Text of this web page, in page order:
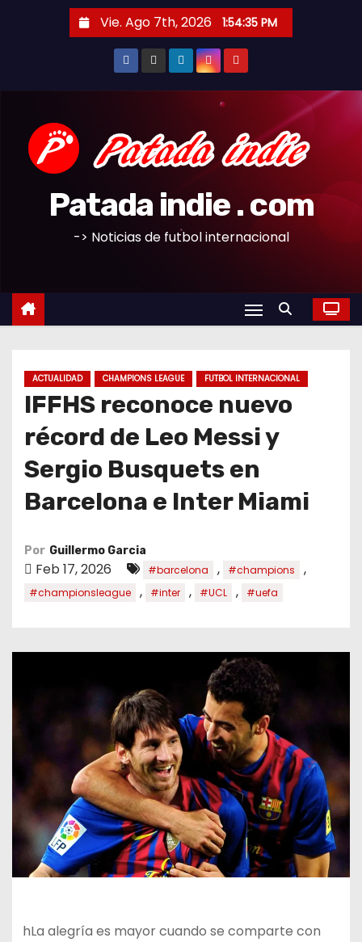
i
Vie. Ago 7th, 2026 1:54:35 PM
Patada indie . com
-> Noticias de futbol internacional
ACTUALIDAD CHAMPIONS LEAGUE FUTBOL INTERNACIONAL
IFFHS reconoce nuevo
récord de Leo Messi y
Sergio Busquets en
Barcelona e Inter Miami
Por Guillermo Garcia
Feb 17, 2026 #barcelona , #champions ,
#championsleague , #inter , #UCL , #uefa
hLa alegría es mayor cuando se comparte con